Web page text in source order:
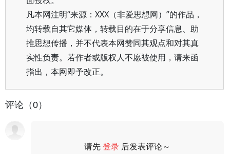
凡本网注明“来源：XXX（非爱思想网）”的作品，
均转载自其它媒体，转载目的在于分享信息、助
推思想传播，并不代表本网赞同其观点和对其真
实性负责。若作者或版权人不愿被使用，请来函
指出，本网即予改正。
评论（0）
请先登录 后发表评论～